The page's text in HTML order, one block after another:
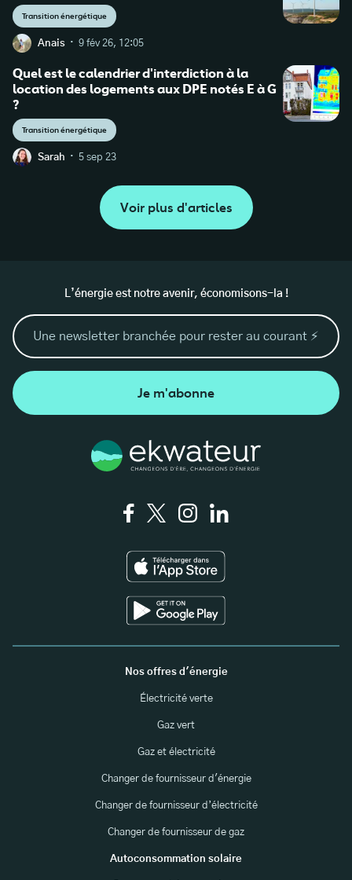
Transition énergétique
Anais · 9 fév 26, 12:05
Quel est le calendrier d'interdiction à la
location des logements aux DPE notés E à G
?
Transition énergétique
Sarah · 5 sep 23
Voir plus d'articles
L’énergie est notre avenir, économisons-la !
Je m'abonne
Nos offres d'énergie
Électricité verte
Gaz vert
Gaz et électricité
Changer de fournisseur d'énergie
Changer de fournisseur d’électricité
Changer de fournisseur de gaz
Autoconsommation solaire